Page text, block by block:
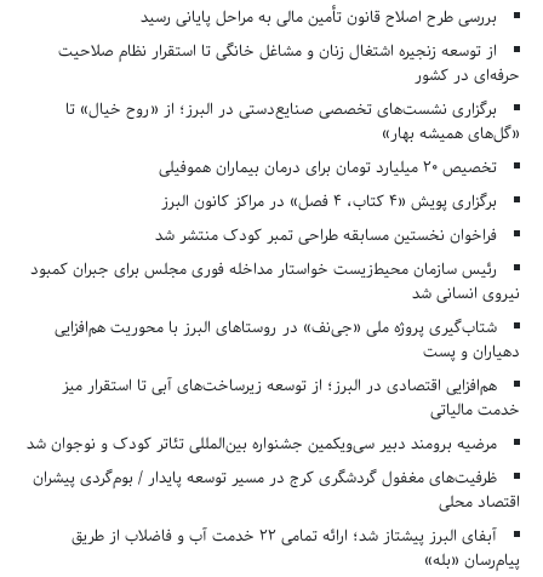
بررسی طرح اصلاح قانون تأمین مالی به مراحل پایانی رسید
از توسعه زنجیره اشتغال زنان و مشاغل خانگی تا استقرار نظام صلاحیت
حرفه‌ای در کشور
برگزاری نشست‌های تخصصی صنایع‌دستی در البرز؛ از «روح خیال» تا
«گل‌های همیشه بهار»
تخصیص ۲۰ میلیارد تومان برای درمان بیماران هموفیلی
برگزاری پویش «۴ کتاب، ۴ فصل» در مراکز کانون البرز
فراخوان نخستین مسابقه طراحی تمبر کودک منتشر شد
رئیس سازمان محیط‌زیست خواستار مداخله فوری مجلس برای جبران کمبود
نیروی انسانی شد
شتاب‌گیری پروژه ملی «جی‌نف» در روستاهای البرز با محوریت هم‌افزایی
دهیاران و پست
هم‌افزایی اقتصادی در البرز؛ از توسعه زیرساخت‌های آبی تا استقرار میز
خدمت مالیاتی
مرضیه برومند دبیر سی‌ویکمین جشنواره بین‌المللی تئاتر کودک و نوجوان شد
ظرفیت‌های مغفول گردشگری کرج در مسیر توسعه پایدار / بوم‌گردی پیشران
اقتصاد محلی
آبفای البرز پیشتاز شد؛ ارائه تمامی ۲۲ خدمت آب و فاضلاب از طریق
پیام‌رسان «بله»